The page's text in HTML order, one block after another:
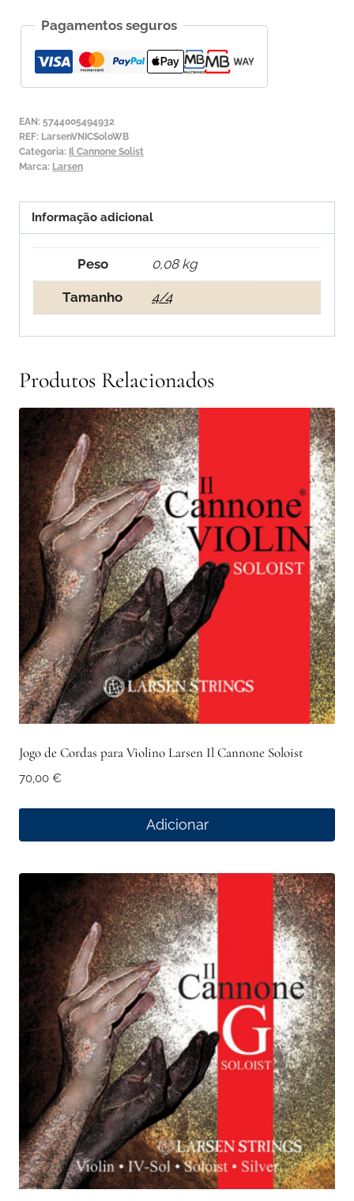
de
Cordas
para
Larsen
Il
Cannone
Warm
&
Broad
Pagamentos seguros
EAN: 5744005494932
REF: LarsenVNICSoloWB
Categoria: Il Cannone Solist
Marca: Larsen
Informação adicional
Peso 0,08 kg
Tamanho 4/4
Produtos Relacionados
Jogo de Cordas para Violino Larsen Il Cannone Soloist
70,00 €
Adicionar